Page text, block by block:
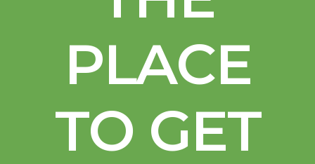
PLACE
TO GET